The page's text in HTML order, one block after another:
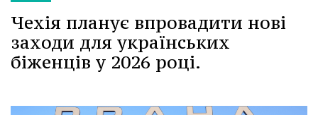
Чехія планує впровадити нові
заходи для українських
біженців у 2026 році.